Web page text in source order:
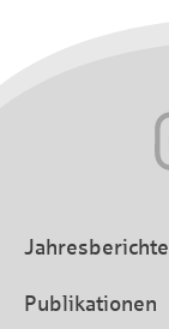
Jahresberichte
Publikationen